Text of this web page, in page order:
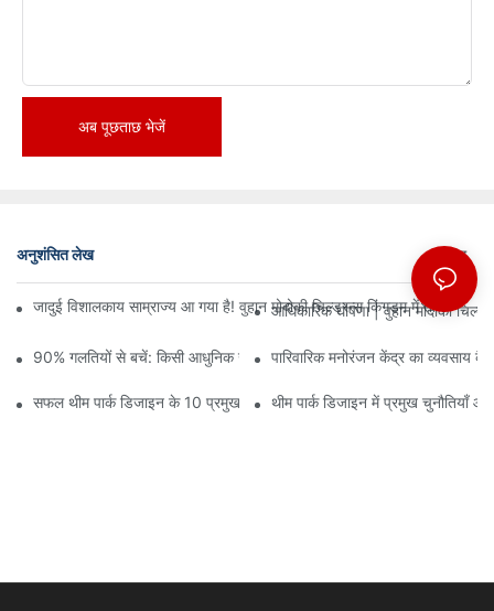
अब पूछताछ भेजें
अनुशंसित लेख समाचार
जादुई विशालकाय साम्राज्य आ गया है! वुहान मोदोकी चिल्ड्रन्स किंगडम में तीन
आधिकारिक घोषणा | वुहान मोदोकी
90% गलतियों से बचें: किसी आधुनिक खेल केंद्र में निवेश करते समय, योजना और
पारिवारिक मनोरंजन केंद्र का व्यवसाय
सफल थीम पार्क डिजाइन के 10 प्रमुख सिद्धांतथीम पार्क डिजाइन में प्रमुख चुनौतियाँ